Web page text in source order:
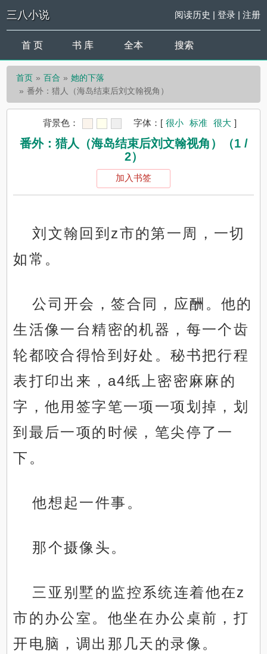
三八小说 阅读历史 | 登录| 注册
首 页 书 库 全本 搜索
首页 百合
她的下落
番外：猎人（海岛结束后刘文翰视角）
背景色： 字体： [ 很小 标准 很大 ]
番外：猎人（海岛结束后刘文翰视角）（1 /
2）
加入书签
刘文翰回到z市的第一周，一切
如常。
公司开会，签合同，应酬。他的
生活像一台精密的机器，每一个齿
轮都咬合得恰到好处。秘书把行程
表打印出来，a4纸上密密麻麻的
字，他用签字笔一项一项划掉，划
到最后一项的时候，笔尖停了一
下。
他想起一件事。
那个摄像头。
三亚别墅的监控系统连着他在z
市的办公室。他坐在办公桌前，打
开电脑，调出那几天的录像。